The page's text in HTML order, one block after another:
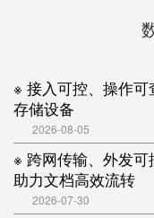
※ 接入可控、操作可
存储设备
2026-08-05
※ 跨网传输、外发可
助力文档高效流转
2026-07-30